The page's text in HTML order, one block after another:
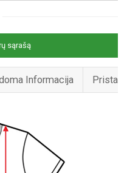
sąrašą
Informacija